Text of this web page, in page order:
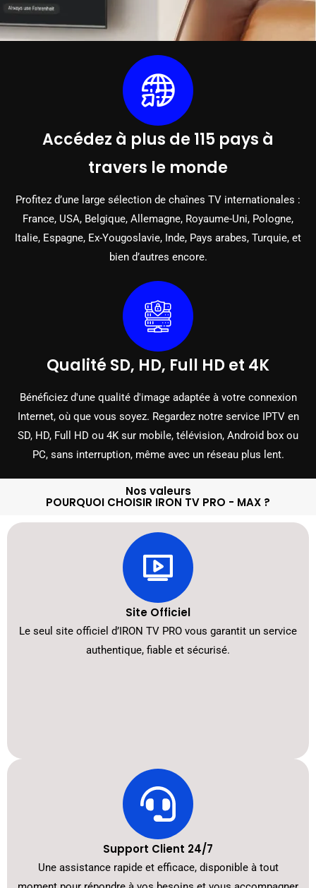
Accédez à plus de 115 pays à
travers le monde
Profitez d’une large sélection de chaînes TV internationales :
France, USA, Belgique, Allemagne, Royaume-Uni, Pologne,
Italie, Espagne, Ex-Yougoslavie, Inde, Pays arabes, Turquie, et
bien d’autres encore.
Qualité SD, HD, Full HD et 4K
Bénéficiez d'une qualité d'image adaptée à votre connexion
Internet, où que vous soyez. Regardez notre service IPTV en
SD, HD, Full HD ou 4K sur mobile, télévision, Android box ou
PC, sans interruption, même avec un réseau plus lent.
Nos valeurs
POURQUOI CHOISIR IRON TV PRO - MAX ?
Site Officiel
Le seul site officiel d’IRON TV PRO vous garantit un service
authentique, fiable et sécurisé.
Support Client 24/7
Une assistance rapide et efficace, disponible à tout